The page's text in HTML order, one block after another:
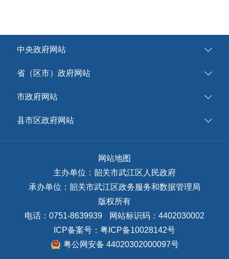
中央政府网站
省（区市）政府网站
市政府网站
县市区政府网站
网站地图
主办单位：韶关市武江区人民政府
承办单位：韶关市武江区政务服务和数据管理局
版权所有
电话：0751-8639939
网站标识码：4402030002
ICP备案号： 粤ICP备10028142号
粤公网安备 44020302000097号